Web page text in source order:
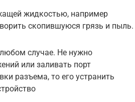
жидкостью, например
скопившуюся грязь и пыль.
случае. Не нужно
или заливать порт
разъема, то его устранить